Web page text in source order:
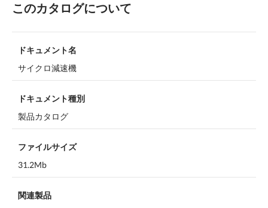
このカタログについて
ドキュメント名
サイクロ減速機
ドキュメント種別
製品カタログ
ファイルサイズ
31.2Mb
関連製品